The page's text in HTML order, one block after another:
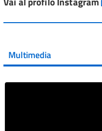
Vai al post →
Vai al post →
Multimedia